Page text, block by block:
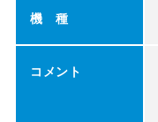
機 種
コメント